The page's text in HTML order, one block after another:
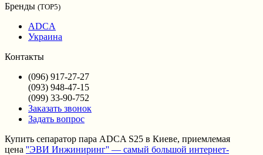
Бренды (TOP5)
ADCA
Украина
Контакты
(096) 917-27-27
(093) 948-47-15
(099) 33-90-752
Заказать звонок
Задать вопрос
Купить сепаратор пара ADCA S25 в Киеве, приемлемая
цена ''ЭВИ Инжиниринг'' — самый большой интернет-